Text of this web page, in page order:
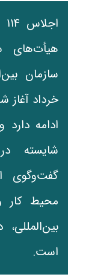
ادامه
شایسته
گفت‌وگوی
محیط کار
است.